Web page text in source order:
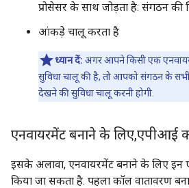
प्रोसेसर के साथ जोड़ता है: संगठन की
आंकड़े चालू करता है
ध्यान दें: अगर आपने किसी एक
सुविधा चालू की है, तो आपको संगठन के
देखने की सुविधा चालू करनी होगी.
एनवायरमेंट बनाने के लिए,एपीआई
इसके अलावा, एनवायरमेंट बनाने के लिए इन
किया जा सकता है. पहला कॉल वातावरण